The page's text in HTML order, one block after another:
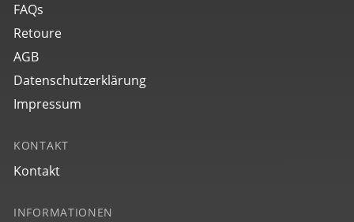
FAQs
Retoure
AGB
Datenschutzerklärung
Impressum
KONTAKT
Kontakt
INFORMATIONEN